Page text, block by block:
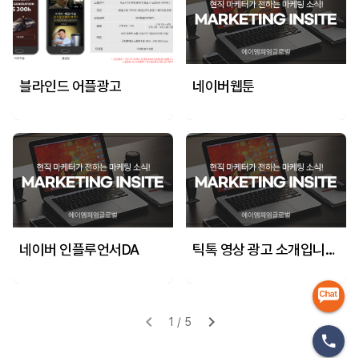
블라인드 어플광고 네이버웹툰
네이버 인플루언서DA 틱톡 영상 광고 소개입니다.